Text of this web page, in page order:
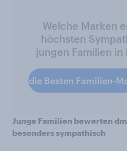
Welche Marken
höchsten
jungen Familien in
Jetzt die Besten Familien-
Junge Familien bewerten
besonders sympathisch